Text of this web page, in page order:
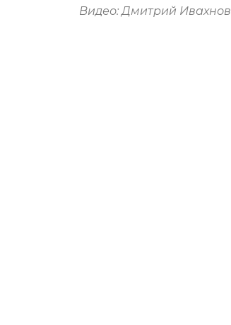
Видео: Дмитрий Ивахнов